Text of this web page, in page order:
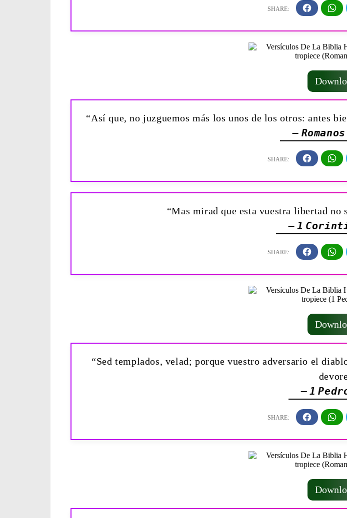
“Así que, no juzguemos más los unos de los otros: antes
—
“Mas mirad que esta vuestra libertad no
— 1
“Sed templados, velad; porque vuestro adversario el
— 1